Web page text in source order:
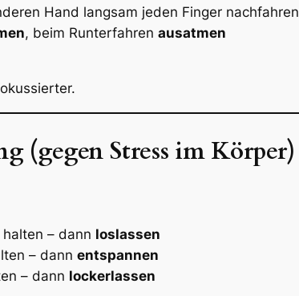
Hand langsam jeden Finger nachfahren
, beim Runterfahren ausatmen
(gegen Stress im Körper)
– dann loslassen
– dann entspannen
– dann lockerlassen